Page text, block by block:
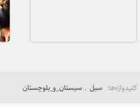
سیل سیستان_و_بلوچستان